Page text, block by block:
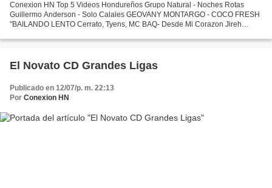
Conexion HN Top 5 Videos Hondureños Grupo Natural - Noches Rotas
Guillermo Anderson - Solo Calales GEOVANY MONTARGO - COCO FRESH
"BAILANDO LENTO Cerrato, Tyens, MC BAQ- Desde Mi Corazon Jireh
El Novato CD Grandes Ligas
Publicado en 12/07/p. m. 22:13
Por Conexion HN